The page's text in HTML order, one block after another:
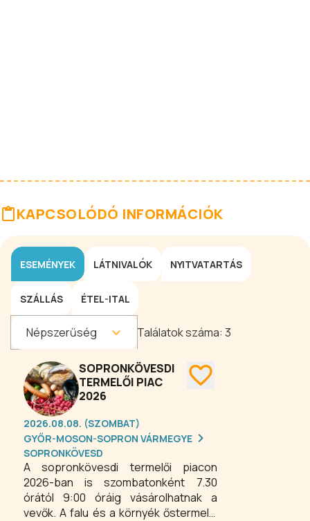
KAPCSOLÓDÓ INFORMÁCIÓK
ESEMÉNYEK LÁTNIVALÓK NYITVATARTÁS
SZÁLLÁS ÉTEL-ITAL
Népszerűség Találatok száma: 3
SOPRONKÖVESDI
TERMELŐI PIAC
2026
2026.08.08. (SZOMBAT)
GYŐR-MOSON-SOPRON VÁRMEGYE
SOPRONKÖVESD
A sopronkövesdi termelői piacon
2026-ban is szombatonként 7.30
órától 9:00 óráig vásárolhatnak a
vevők. A falu és a környék őstermelői